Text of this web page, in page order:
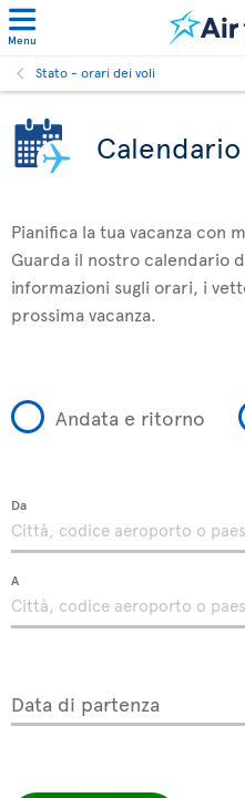
Menu
Stato - orari dei voli
Pianifica la tua vacanza con
Guarda il nostro calendario
informazioni sugli orari, i
prossima vacanza.
Andata e ritorno
Da
A
Data di partenza